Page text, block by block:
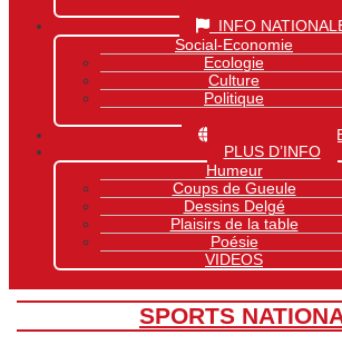
INFO
Social-Economie
Ecologie
Culture
Politique
INFO
PLUS D’INFO
Humeur
Coups de Gueule
Dessins Delgé
Plaisirs de la table
Poésie
VIDEOS
SPORTS